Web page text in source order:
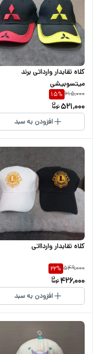
کلاه نقابدار وارداتی برند
میتسوبیشی
615,000
15%
521,000
افزودن به سبد
کلاه نقابدار واردااتی
549,000
22%
426,000
افزودن به سبد